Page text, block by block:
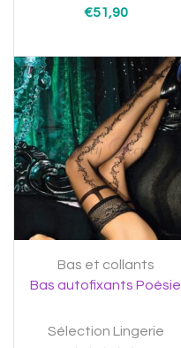
€51,90
Bas et collants
Bas autofixants Poésie
Sélection Lingerie